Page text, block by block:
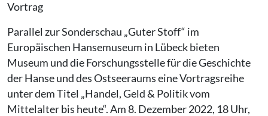
Vortrag
Parallel zur Sonderschau „Guter Stoff“ im
Europäischen Hansemuseum in Lübeck bieten
Museum und die Forschungsstelle für die Geschichte
der Hanse und des Ostseeraums eine Vortragsreihe
unter dem Titel „Handel, Geld & Politik vom
Mittelalter bis heute“. Am 8. Dezember 2022, 18 Uhr,